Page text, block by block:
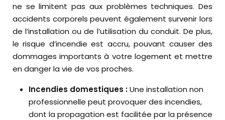
ne se limitent pas aux problèmes techniques. Des
accidents corporels peuvent également survenir lors
de l’installation ou de l’utilisation du conduit. De plus,
le risque d’incendie est accru, pouvant causer des
dommages importants à votre logement et mettre
en danger la vie de vos proches.
Incendies domestiques :Une installation non
professionnelle peut provoquer des incendies,
dont la propagation est facilitée par la présence